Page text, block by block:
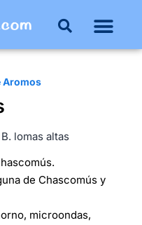
Aromos
lomas altas
de Chascomús y
microondas,